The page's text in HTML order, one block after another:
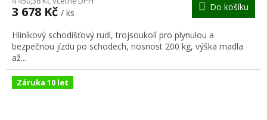
A
3 678 Kč / ks
Do košíku
Hliníkový schodišťový rudl, trojsoukolí pro plynulou a
bezpečnou jízdu po schodech, nosnost 200 kg, výška madla
až...
Záruka 10 let